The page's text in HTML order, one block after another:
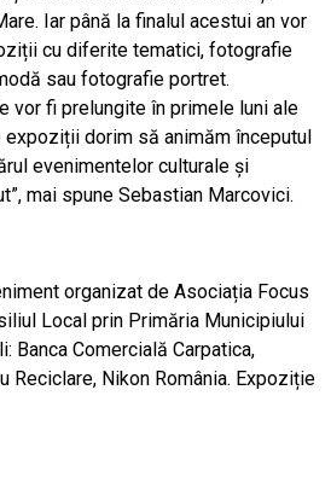
Iar până la finalul acestui an vor
cu diferite tematici, fotografie
sau fotografie portret.
vor fi prelungite în primele luni ale
expoziții dorim să animăm începutul
evenimentelor culturale și
mai spune Sebastian Marcovici.
organizat de Asociația Focus
Local prin Primăria Municipiului
Banca Comercială Carpatica,
Reciclare, Nikon România. Expoziție